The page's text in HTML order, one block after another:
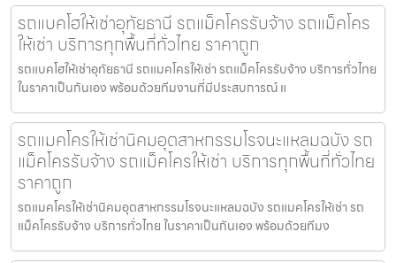
รถแบคโฮให้เช่าอุทัยธานี รถแม็คโครรับจ้าง รถแม็คโคร
ให้เช่า บริการทุกพื้นที่ทั่วไทย ราคาถูก
รถแบคโฮให้เช่าอุทัยธานี รถแมคโครให้เช่า รถแม็คโครรับจ้าง บริการทั่วไทย
ในราคาเป็นกันเอง พร้อมด้วยทีมงานที่มีประสบการณ์ แ
รถแมคโครให้เช่านิคมอุตสาหกรรมโรจนะแหลมฉบัง รถ
แม็คโครรับจ้าง รถแม็คโครให้เช่า บริการทุกพื้นที่ทั่วไทย
ราคาถูก
รถแมคโครให้เช่านิคมอุตสาหกรรมโรจนะแหลมฉบัง รถแมคโครให้เช่า รถ
แม็คโครรับจ้าง บริการทั่วไทย ในราคาเป็นกันเอง พร้อมด้วยทีมง